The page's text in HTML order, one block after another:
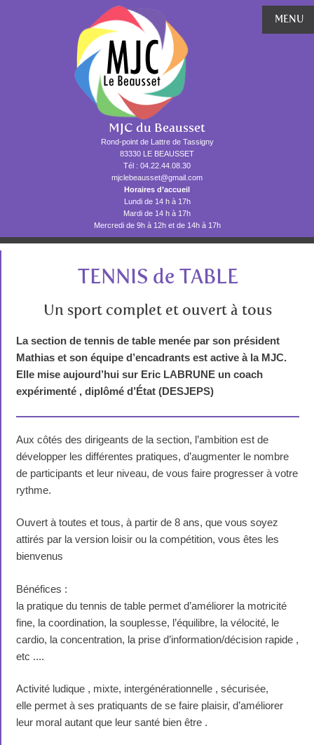
MENU
MJC du Beausset
Rond-point de Lattre de Tassigny
83330 LE BEAUSSET
Tél : 04.22.44.08.30
mjclebeausset@gmail.com
Horaires d’accueil
Lundi de 14 h à 17h
Mardi de 14 h à 17h
Mercredi de 9h à 12h et de 14h à 17h
TENNIS de TABLE
Un sport complet et ouvert à tous
La section de tennis de table menée par son président
Mathias et son équipe d’encadrants est active à la MJC.
Elle mise aujourd’hui sur Eric LABRUNE un coach
expérimenté , diplômé d’État (DESJEPS)
Aux côtés des dirigeants de la section, l’ambition est de
développer les différentes pratiques, d’augmenter le nombre
de participants et leur niveau, de vous faire progresser à votre
rythme.
Ouvert à toutes et tous, à partir de 8 ans, que vous soyez
attirés par la version loisir ou la compétition, vous êtes les
bienvenus
Bénéfices :
la pratique du tennis de table permet d’améliorer la motricité
fine, la coordination, la souplesse, l’équilibre, la vélocité, le
cardio, la concentration, la prise d’information/décision rapide ,
etc ....
Activité ludique , mixte, intergénérationnelle , sécurisée,
elle permet à ses pratiquants de se faire plaisir, d’améliorer
leur moral autant que leur santé bien être .